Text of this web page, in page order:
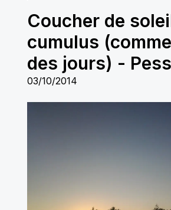
Coucher de
cumulus
des jours) -
03/10/2014